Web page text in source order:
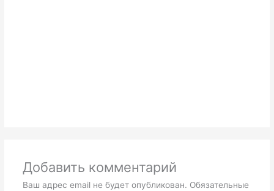
Добавить комментарий
Ваш адрес email не будет опубликован. Обязательные